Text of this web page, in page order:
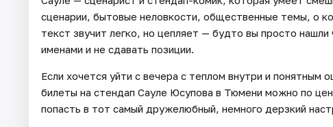
сценарии, бытовые неловкости, общественные темы, о
текст звучит легко, но цепляет — будто вы просто
именами и не сдавать позиции.
Если хочется уйти с вечера с теплом внутри и
билеты на стендап Сауле Юсупова в Тюмени можно по
попасть в тот самый дружелюбный, немного дерзкий